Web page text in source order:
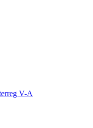
V-A